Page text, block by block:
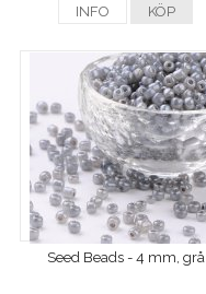
INFO KÖP
Seed Beads - 4 mm, grå